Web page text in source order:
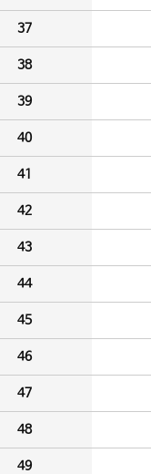
37
38
39
40
41
42
43
44
45
46
47
48
49